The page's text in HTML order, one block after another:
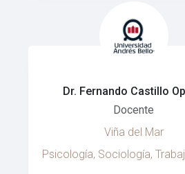
Dr. Fernando Castillo
Docente
Viña del Mar
Psicología, Sociología,